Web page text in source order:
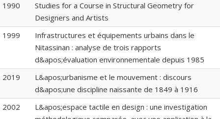
1990
Studies for a Course in Structural Geometry for
Designers and Artists
1999
Infrastructures et équipements urbains dans le
Nitassinan : analyse de trois rapports
d&apos;évaluation environnementale depuis 1985
2019
L&apos;urbanisme et le mouvement : discours
d&apos;une discipline naissante de 1849 à 1916
2002
L&apos;espace tactile en design : une investigation